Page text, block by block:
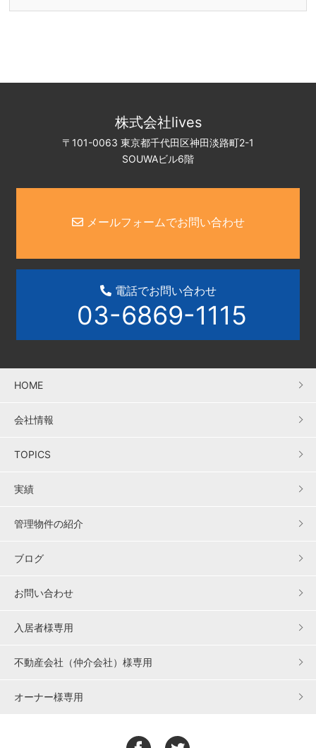
株式会社lives
〒101-0063 東京都千代田区神田淡路町2-1
SOUWAビル6階
メールフォームでお問い合わせ
電話でお問い合わせ
03-6869-1115
HOME
会社情報
TOPICS
実績
管理物件の紹介
ブログ
お問い合わせ
入居者様専用
不動産会社（仲介会社）様専用
オーナー様専用